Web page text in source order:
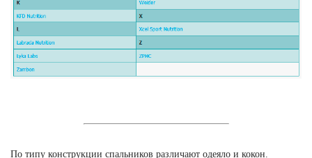
По типу конструкции спальников различают одеяло и кокон.